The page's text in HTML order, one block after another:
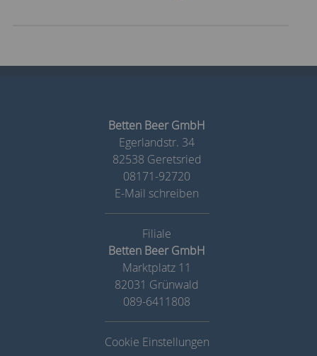
Betten Beer GmbH
Egerlandstr. 34
82538 Geretsried
08171-92720
E-Mail schreiben
Betten Beer GmbH
Marktplatz 11
82031 Grünwald
089-6411808
Cookie Einstellungen